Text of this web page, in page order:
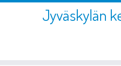
Jyväskylän